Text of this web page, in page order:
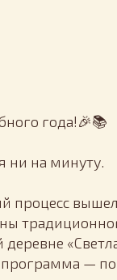
года!🎉📚
ни на минуту.
процесс
—